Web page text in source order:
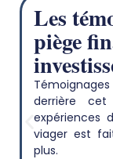
Les
piège
derrière cet
expériences
viager est
plus.